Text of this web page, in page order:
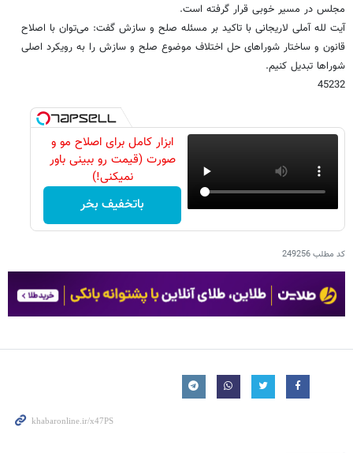
مجلس در مسیر خوبی قرار گرفته است.
آیت لله آملی لاریجانی با تاکید بر مسئله صلح و سازش گفت: می‌توان با اصلاح
قانون و ساختار شوراهای حل اختلاف موضوع صلح و سازش را به رویکرد اصلی
شوراها تبدیل کنیم.
45232
ابزار کامل برای اصلاح مو و
صورت (قیمت رو ببینی باور
نمیکنی!)
باتخفیف بخر
کد مطلب249256